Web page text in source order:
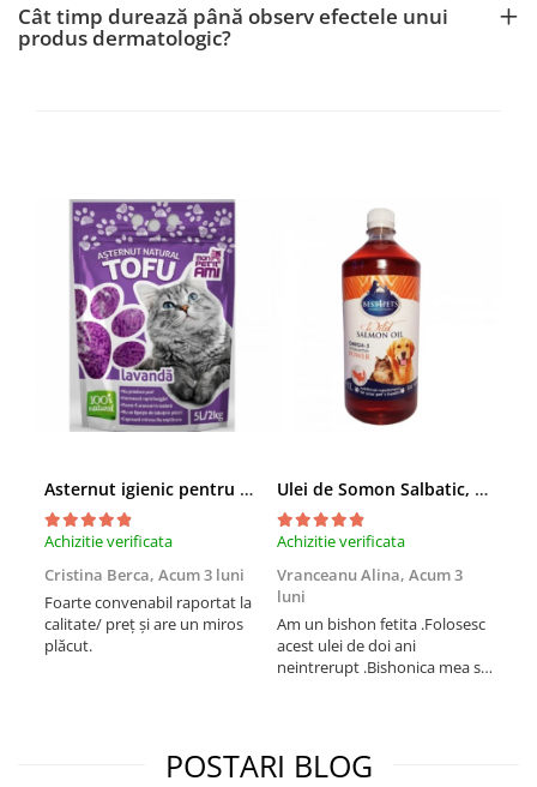
Cât timp durează până observ efectele unui
produs dermatologic?
Asternut igienic pentru pisici Tofu Lavanda, Mon Petit 5 l
Achizitie verificata
Cristina Berca, Acum 3 luni
Foarte convenabil raportat la
calitate/ preț și are un miros
plăcut.
Ulei de Somon Salbatic, câini și pisici, piele si blană, BEST4PETS, 1l
Achizitie verificata
Vranceanu Alina, Acum 3
luni
Am un bishon fetita .Folosesc
acest ulei de doi ani
neintrerupt .Bishonica mea se
treia comanda recomand cu
mult drag !
POSTARI BLOG